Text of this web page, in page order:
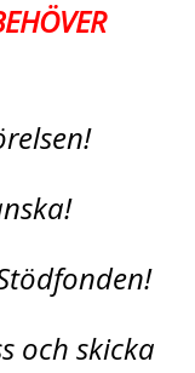
och skicka